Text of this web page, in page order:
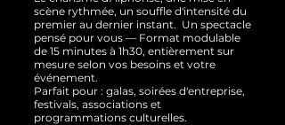
scène rythmée, un souffle d'intensité du
premier au dernier instant. Un spectacle
pensé pour vous — Format modulable
de 15 minutes à 1h30, entièrement sur
mesure selon vos besoins et votre
événement.
Parfait pour : galas, soirées d'entreprise,
festivals, associations et
programmations culturelles.